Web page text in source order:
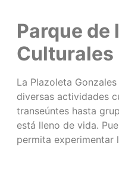
Parque
Culturales
La Plazoleta
diversas actividades
transeúntes hasta
está lleno de vida.
permita experimentar